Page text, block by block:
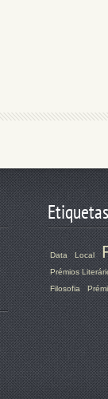
Etiquetas
Data Local
Prémios
Filosofia